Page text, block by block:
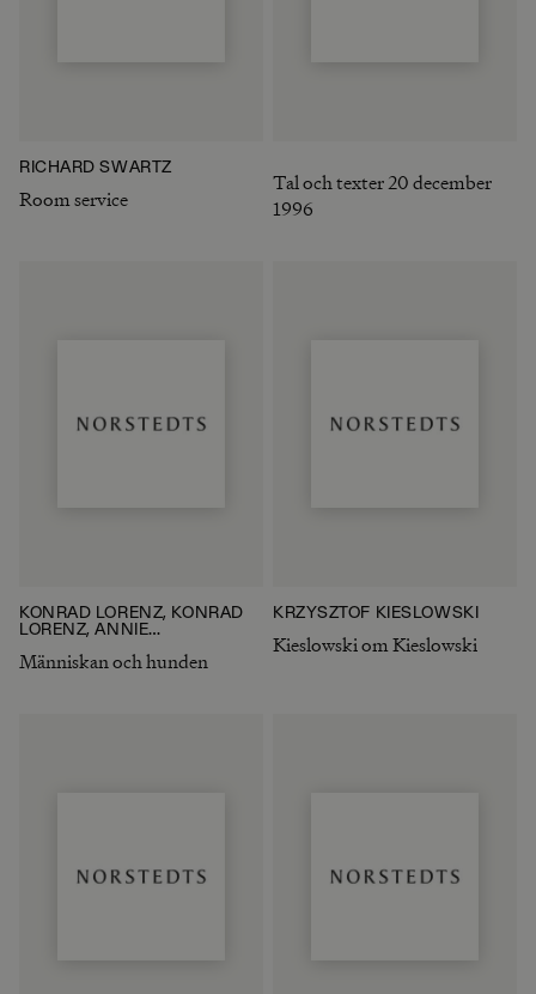
RICHARD SWARTZ
Room service
Tal och texter 20 december
1996
KONRAD LORENZ, KONRAD
LORENZ, ANNIE
Människan och hunden
KRZYSZTOF KIESLOWSKI
Kieslowski om Kieslowski